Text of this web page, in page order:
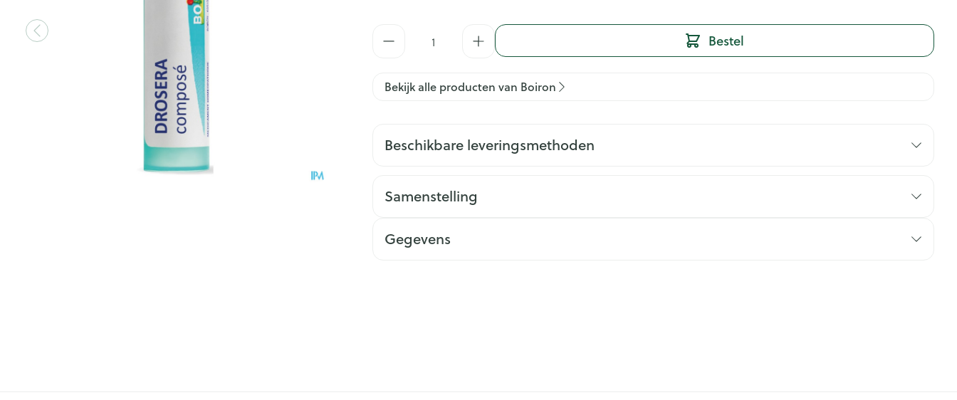
Bestel
Bekijk alle producten van Boiron
Beschikbare leveringsmethoden
Samenstelling
Gegevens